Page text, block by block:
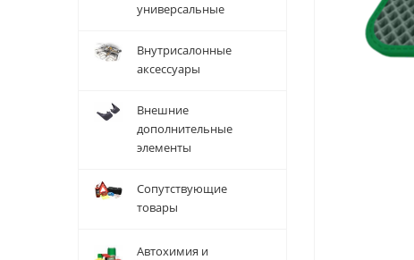
универсальные
Внутрисалонные
аксессуары
Внешние
дополнительные
элементы
Сопутствующие
товары
Автохимия и